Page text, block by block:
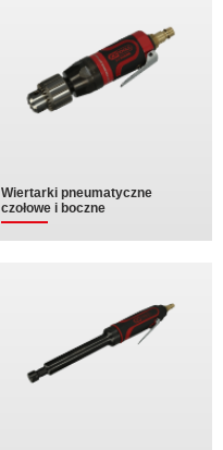
Wiertarki pneumatyczne
czołowe i boczne